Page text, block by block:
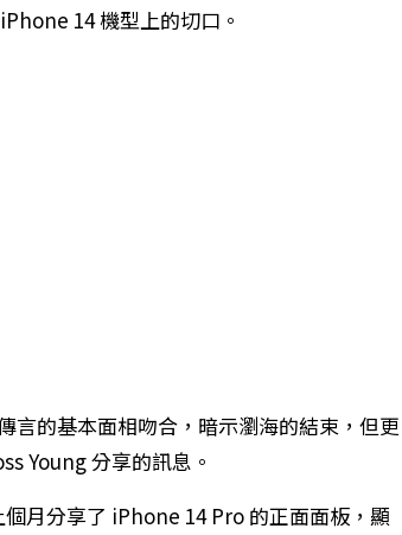
14 機型上的切口。
言的基本面相吻合，暗示瀏海的結束，但更
Young 分享的訊息。
月分享了 iPhone 14 Pro 的正面面板，顯